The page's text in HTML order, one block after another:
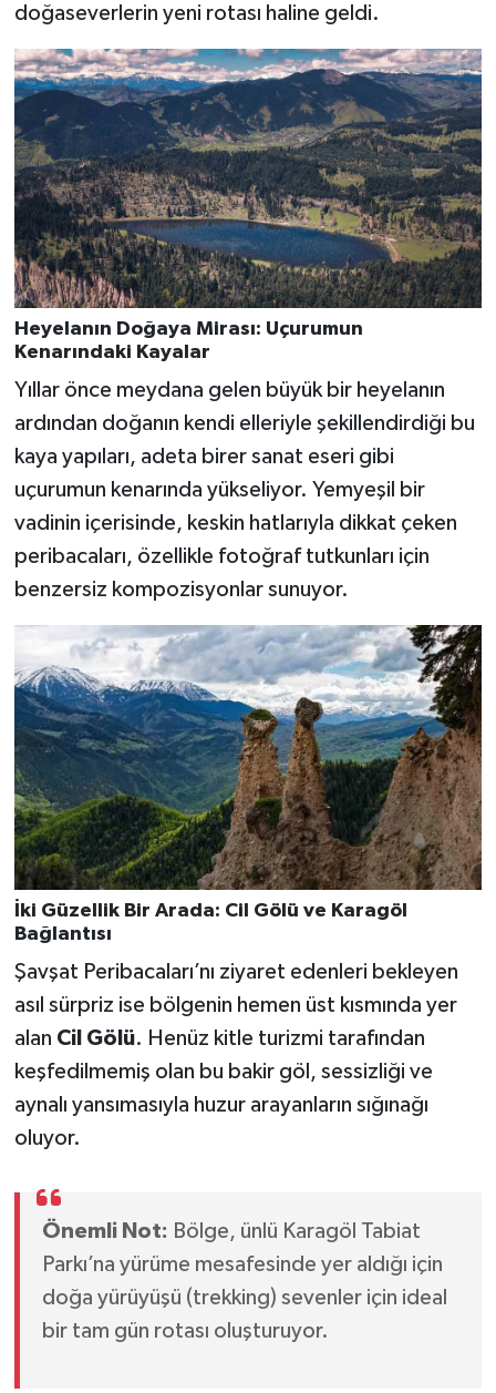
doğaseverlerin yeni rotası haline geldi.
Heyelanın Doğaya Mirası: Uçurumun
Kenarındaki Kayalar
Yıllar önce meydana gelen büyük bir heyelanın
ardından doğanın kendi elleriyle şekillendirdiği bu
kaya yapıları, adeta birer sanat eseri gibi
uçurumun kenarında yükseliyor. Yemyeşil bir
vadinin içerisinde, keskin hatlarıyla dikkat çeken
peribacaları, özellikle fotoğraf tutkunları için
benzersiz kompozisyonlar sunuyor.
İki Güzellik Bir Arada: Cil Gölü ve Karagöl
Bağlantısı
Şavşat Peribacaları’nı ziyaret edenleri bekleyen
asıl sürpriz ise bölgenin hemen üst kısmında yer
alan Cil Gölü. Henüz kitle turizmi tarafından
keşfedilmemiş olan bu bakir göl, sessizliği ve
aynalı yansımasıyla huzur arayanların sığınağı
oluyor.
Önemli Not: Bölge, ünlü Karagöl Tabiat
Parkı’na yürüme mesafesinde yer aldığı için
doğa yürüyüşü (trekking) sevenler için ideal
bir tam gün rotası oluşturuyor.